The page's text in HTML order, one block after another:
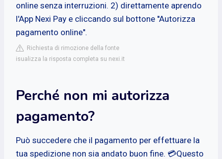
online senza interruzioni. 2) direttamente aprendo
l'App Nexi Pay e cliccando sul bottone ''Autorizza
pagamento online''.
Richiesta di rimozione della fonte
isualizza la risposta completa su nexi.it
Perché non mi autorizza
pagamento?
Può succedere che il pagamento per effettuare la
tua spedizione non sia andato buon fine. 💳Questo